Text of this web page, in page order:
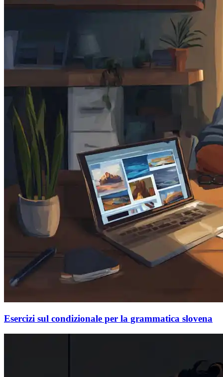
Esercizi sul condizionale per la grammatica slovena